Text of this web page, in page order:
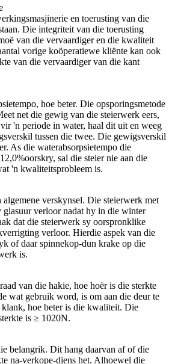
en toerusting van die
Die integriteit van die toerusting
van die vervaardiger en die kwaliteit
vorige koöperatiewe kliënte kan ook
van die vervaardiger van die kant
hoe beter. Die opsporingsmetode
net die gewig van die steierwerk eers,
'n periode in water, haal dit uit en weeg
tussen die twee. Die gewigsverskil
As die waterabsorpsietempo die
sal die steier nie aan die
'n kwaliteitsprobleem is.
algemene verskynsel. Die steierwerk met
glasuur verloor nadat hy in die winter
dat die steierwerk sy oorspronklike
verloor. Hierdie aspek van die
of daar spinnekop-dun krake op die
is.
van die hakie, hoe hoër is die sterkte
wat gebruik word, is om aan die deur te
hoe beter is die kwaliteit. Die
is ≥ 1020N.
belangrik. Dit hang daarvan af of die
na-verkope-diens het. Alhoewel die